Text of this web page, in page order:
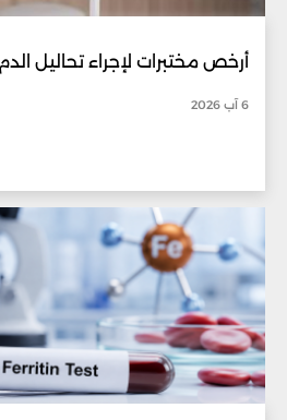
أرخص مختبرات لإجراء تحاليل
6 آب 2026